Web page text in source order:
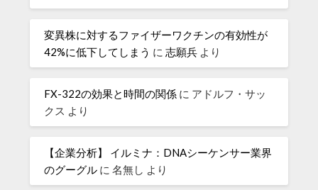
変異株に対するファイザーワクチンの有効性が
42%に低下してしまう に志願兵 より
FX-322の効果と時間の関係 に アドルフ・サッ
クス より
【企業分析】 イルミナ：DNAシーケンサー業界
のグーグル に名無し より